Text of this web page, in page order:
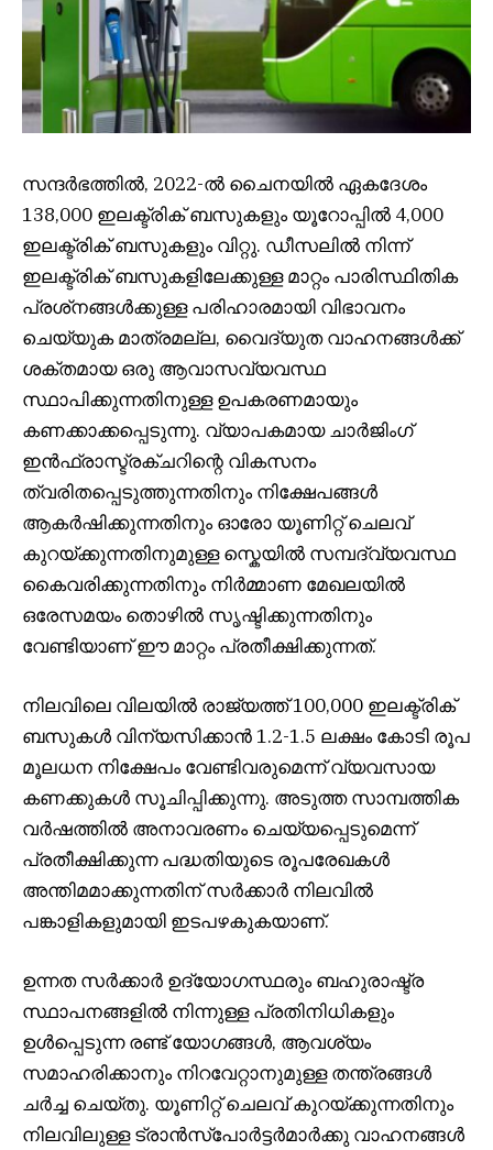
സന്ദർഭത്തിൽ, 2022-ൽ ചൈനയിൽ ഏകദേശം
138,000 ഇലക്ട്രിക് ബസുകളും യൂറോപ്പിൽ 4,000
ഇലക്ട്രിക് ബസുകളും വിറ്റു. ഡീസലിൽ നിന്ന്
ഇലക്ട്രിക് ബസുകളിലേക്കുള്ള മാറ്റം പാരിസ്ഥിതിക
പ്രശ്‌നങ്ങൾക്കുള്ള പരിഹാരമായി വിഭാവനം
ചെയ്യുക മാത്രമല്ല, വൈദ്യുത വാഹനങ്ങൾക്ക്
ശക്തമായ ഒരു ആവാസവ്യവസ്ഥ
സ്ഥാപിക്കുന്നതിനുള്ള ഉപകരണമായും
കണക്കാക്കപ്പെടുന്നു. വ്യാപകമായ ചാർജിംഗ്
ഇൻഫ്രാസ്ട്രക്ചറിന്റെ വികസനം
ത്വരിതപ്പെടുത്തുന്നതിനും നിക്ഷേപങ്ങൾ
ആകർഷിക്കുന്നതിനും ഓരോ യൂണിറ്റ് ചെലവ്
കുറയ്ക്കുന്നതിനുമുള്ള സ്കെയിൽ സമ്പദ്‌വ്യവസ്ഥ
കൈവരിക്കുന്നതിനും നിർമ്മാണ മേഖലയിൽ
ഒരേസമയം തൊഴിൽ സൃഷ്ടിക്കുന്നതിനും
വേണ്ടിയാണ് ഈ മാറ്റം പ്രതീക്ഷിക്കുന്നത്.
നിലവിലെ വിലയിൽ രാജ്യത്ത് 100,000 ഇലക്ട്രിക്
ബസുകൾ വിന്യസിക്കാൻ 1.2-1.5 ലക്ഷം കോടി രൂപ
മൂലധന നിക്ഷേപം വേണ്ടിവരുമെന്ന് വ്യവസായ
കണക്കുകൾ സൂചിപ്പിക്കുന്നു. അടുത്ത സാമ്പത്തിക
വർഷത്തിൽ അനാവരണം ചെയ്യപ്പെടുമെന്ന്
പ്രതീക്ഷിക്കുന്ന പദ്ധതിയുടെ രൂപരേഖകൾ
അന്തിമമാക്കുന്നതിന് സർക്കാർ നിലവിൽ
പങ്കാളികളുമായി ഇടപഴകുകയാണ്.
ഉന്നത സർക്കാർ ഉദ്യോഗസ്ഥരും ബഹുരാഷ്ട്ര
സ്ഥാപനങ്ങളിൽ നിന്നുള്ള പ്രതിനിധികളും
ഉൾപ്പെടുന്ന രണ്ട് യോഗങ്ങൾ, ആവശ്യം
സമാഹരിക്കാനും നിറവേറ്റാനുമുള്ള തന്ത്രങ്ങൾ
ചർച്ച ചെയ്തു. യൂണിറ്റ് ചെലവ് കുറയ്ക്കുന്നതിനും
നിലവിലുള്ള ട്രാൻസ്പോർട്ടർമാർക്കു വാഹനങ്ങൾ